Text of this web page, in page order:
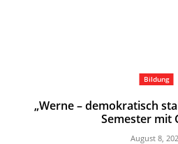
Bildung
„Werne – demokratisch
Semester mit
August 8,